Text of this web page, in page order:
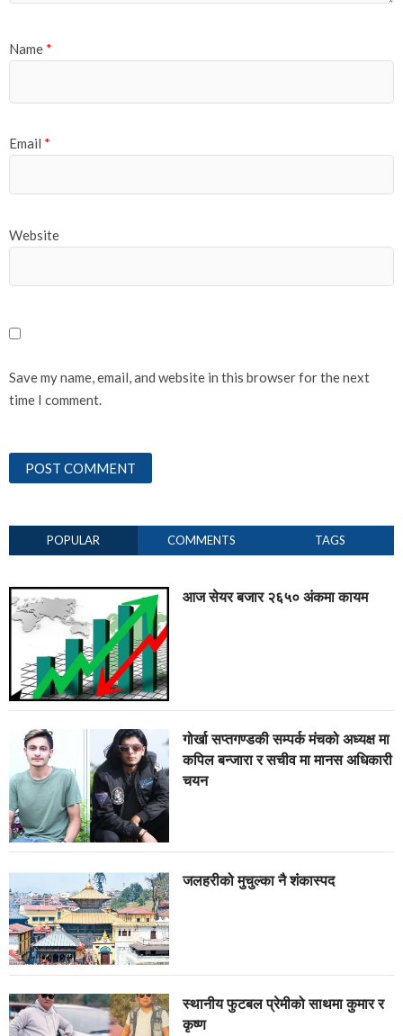
Name *
Email *
Website
Save my name, email, and website in this browser for the next
time I comment.
POPULAR COMMENTS TAGS
आज सेयर बजार २६५० अंकमा कायम
गोर्खा सप्तगण्डकी सम्पर्क मंचको अध्यक्ष मा
कपिल बन्जारा र सचीव मा मानस अधिकारी
चयन
जलहरीको मुचुल्का नै शंंकास्पद
स्थानीय फुटबल प्रेमीको साथमा कुमार र
कृष्ण